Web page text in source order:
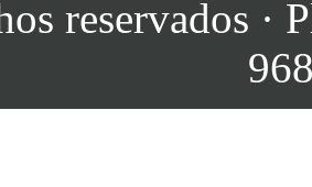
reservados ·